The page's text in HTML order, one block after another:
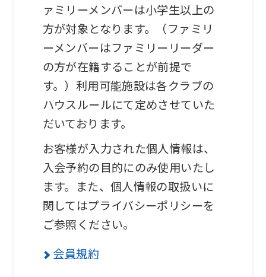
ァミリーメンバーは小学生以上の
方が対象となります。（ファミリ
ーメンバーはファミリーリーダー
の方が在籍することが前提で
す。）利用可能施設は各クラブの
ハウスルールにて定めさせていた
だいております。
お客様が入力された個人情報は、
入会予約の目的にのみ使用いたし
ます。また、個人情報の取扱いに
関してはプライバシーポリシーを
ご参照ください。
会員規約